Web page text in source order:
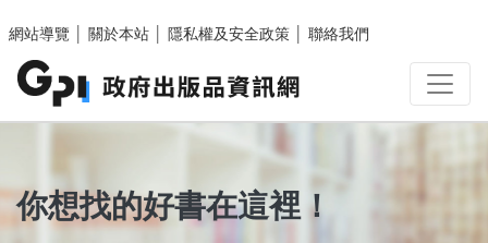
網站導覽
關於本站 隱私權及安全政策 聯絡我們
你想找的好書在這裡！